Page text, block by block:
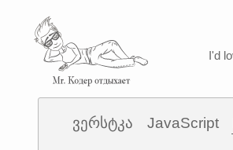
I'd
ვერსტკა JavaScript